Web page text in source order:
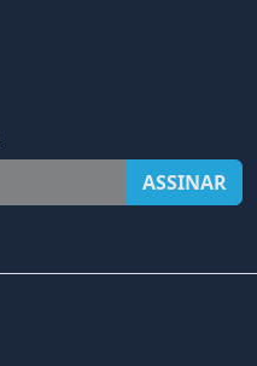
ASSINAR